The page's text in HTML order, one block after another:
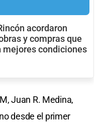
acordaron
y compras que
mejores condiciones
Juan R. Medina,
desde el primer